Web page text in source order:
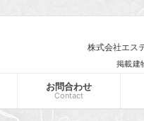
株式会社エス
掲載建
お問合わせ
Contact